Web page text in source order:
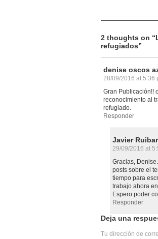
2 thoughts on “
refugiados”
denise oscos
28/09/2016 at 5:36
Gran Publicación!!
reconocimiento al
refugiado.
Responder
Javier
29/09/2016 at
Gracias,
posts sobre el
tiempo para
trabajo ahora
Espero poder
Responder
Deja una
Tu dirección de